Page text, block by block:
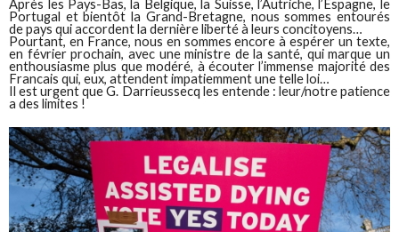
Après les Pays-Bas, la Belgique, la Suisse, l’Autriche, l’Espagne, le
Portugal et bientôt la Grand-Bretagne, nous sommes entourés
de pays qui accordent la dernière liberté à leurs concitoyens…
Pourtant, en France, nous en sommes encore à espérer un texte,
en février prochain, avec une ministre de la santé, qui marque un
enthousiasme plus que modéré, à écouter l’immense majorité des
Francais qui, eux, attendent impatiemment une telle loi…
Il est urgent que G. Darrieussecq les entende : leur/notre patience
a des limites !